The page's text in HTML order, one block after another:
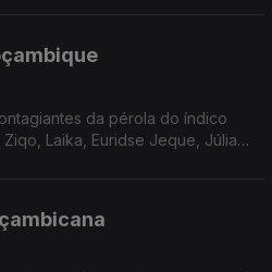
da pérola do índico
Laika, Euridse Jeque, Júlia